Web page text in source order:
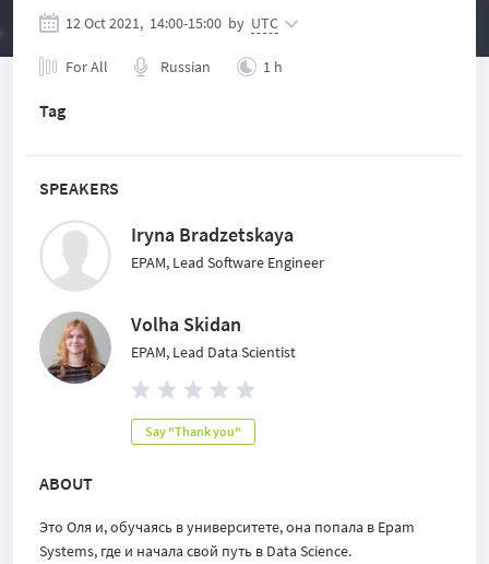
SPEAKERS
Iryna Bradzetskaya
EPAM, Lead Software Engineer
Volha Skidan
EPAM, Lead Data Scientist
Say "Thank you"
ABOUT
Это Оля и, обучаясь в университете, она попала в Epam
Systems, где и начала свой путь в Data Science.
12 Oct 2021, 14:00-15:00 by UTC
For All Russian 1 h
Tag